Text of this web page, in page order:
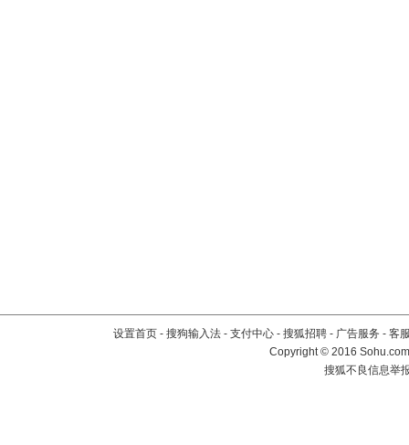
设置首页 - 搜狗输入法 - 支付中心 - 搜狐招聘 - 广告服务 - 客
Copyright©2016
搜狐不良信息举